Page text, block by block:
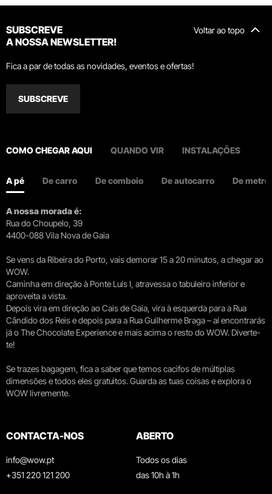
Voltar ao topo
SUBSCREVE
A NOSSA NEWSLETTER!
Fica a par de todas as novidades, eventos e ofertas!
SUBSCREVE
COMO CHEGAR AQUI QUANDO VIR INSTALAÇÕES
A pé De carro De comboio De autocarro De metro
A nossa morada é:
Rua do Choupelo, 39
4400-088 Vila Nova de Gaia
Se vens da Ribeira do Porto, vais demorar 15 a 20 minutos, a chegar ao
WOW.
Caminha em direção à Ponte Luís I, atravessa o tabuleiro inferior e
aproveita a vista.
Depois vira em direção ao Cais de Gaia, vira à esquerda para a Rua
Cândido dos Reis e depois para a Rua Guilherme Braga – aí encontrarás
já o The Chocolate Experience e mais acima o resto do WOW. Diverte-
te!
Se trazes bagagem, fica a saber que temos cacifos de múltiplas
dimensões e todos eles gratuitos. Guarda as tuas coisas e explora o
WOW livremente.
CONTACTA-NOS
info@wow.pt
+351 220 121 200
ABERTO
Todos os dias
das 10h à 1h